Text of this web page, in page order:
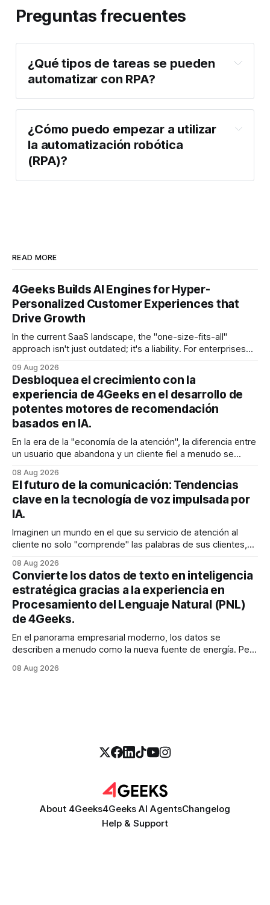
Preguntas frecuentes
¿Qué tipos de tareas se pueden
automatizar con RPA?
¿Cómo puedo empezar a utilizar
la automatización robótica
(RPA)?
READ MORE
4Geeks Builds AI Engines for Hyper-
Personalized Customer Experiences that
Drive Growth
In the current SaaS landscape, the "one-size-fits-all"
approach isn't just outdated; it's a liability. For enterprises
user experience and a hyper-personalized journey is where
the battle for customer retention is won
09 Aug 2026
Desbloquea el crecimiento con la
experiencia de 4Geeks en el desarrollo de
potentes motores de recomendación
basados en IA.
En la era de la "economía de la atención", la diferencia entre
un usuario que abandona y un cliente fiel a menudo se
exactamente lo que estaba buscando sin tener que
buscarlo. Para las empresas SaaS de rápido
08 Aug 2026
El futuro de la comunicación: Tendencias
clave en la tecnología de voz impulsada por
IA.
Imaginen un mundo en el que su servicio de atención al
cliente no solo "comprende" las palabras de sus clientes,
tono en tiempo real para ser más empático y resuelve una
compleja disputa de facturación en treinta
08 Aug 2026
Convierte los datos de texto en inteligencia
estratégica gracias a la experiencia en
Procesamiento del Lenguaje Natural (PNL)
de 4Geeks.
En el panorama empresarial moderno, los datos se
describen a menudo como la nueva fuente de energía. Pero
realidad es más parecida a un pantano vasto e inexplorado
08 Aug 2026
About 4Geeks4Geeks AI AgentsChangelog
Help & Support